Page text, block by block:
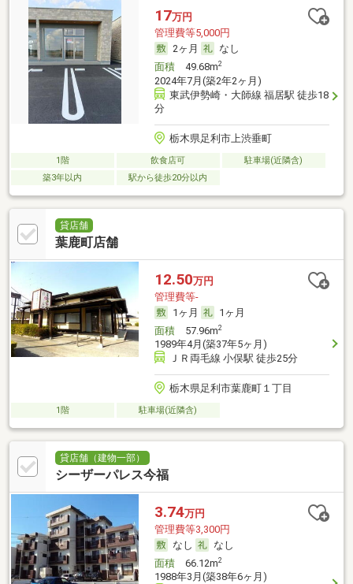
17万円
管理費等5,000円
2ヶ月
なし
面積49.68m2
2024年7月(築2年2ヶ月)
東武伊勢崎・大師線 福居駅 徒歩18
分
栃木県足利市上渋垂町
1階 飲食店可
駐車場(近隣含)
築3年以内
駅から徒歩20分以内
貸店舗
葉鹿町店舗
12.50万円
管理費等-
1ヶ月
1ヶ月
面積57.96m2
1989年4月(築37年5ヶ月)
ＪＲ両毛線 小俣駅 徒歩25分
栃木県足利市葉鹿町１丁目
1階 駐車場(近隣含)
貸店舗（建物一部）
シーザーパレス今福
3.74万円
管理費等3,300円
なし
なし
面積66.12m2
1988年3月(築38年6ヶ月)